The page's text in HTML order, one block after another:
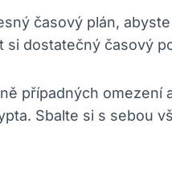
časový plán,
si dostatečný časový
případných
Sbalte si s sebou